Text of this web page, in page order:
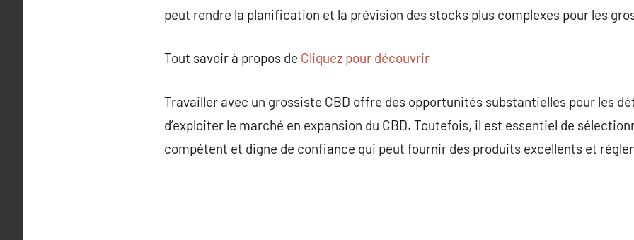
peut rendre la planification et la prévision des stocks plus complexes pour les
Tout savoir à propos de Cliquez pour découvrir
Travailler avec un grossiste CBD offre des opportunités substantielles pour les
d’exploiter le marché en expansion du CBD. Toutefois, il est essentiel de
compétent et digne de confiance qui peut fournir des produits excellents et